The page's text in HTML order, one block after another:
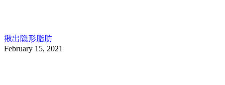
揪出隐形脂肪
February 15, 2021